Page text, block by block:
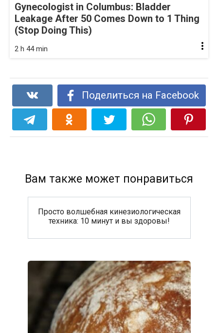
Gynecologist in Columbus: Bladder
Leakage After 50 Comes Down to 1 Thing
(Stop Doing This)
2 h 44 min
Поделиться на Facebook
Вам также может понравиться
Просто волшебная кинезиологическая
техника: 10 минут и вы здоровы!